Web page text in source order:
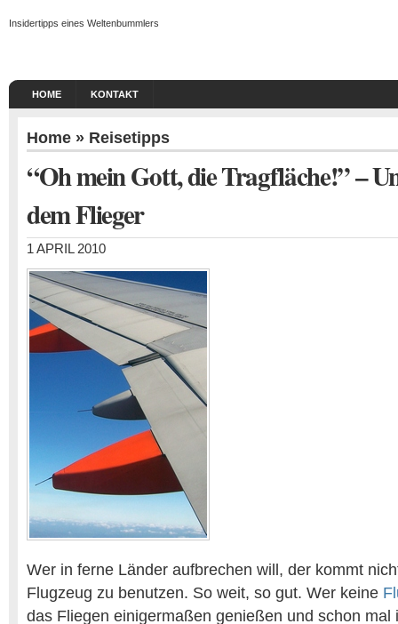
Insidertipps eines Weltenbummlers
HOME KONTAKT
Home » Reisetipps
“Oh mein Gott, die Tragfläche!” –
dem Flieger
1 APRIL 2010
Wer in ferne Länder aufbrechen will, der kommt
Flugzeug zu benutzen. So weit, so gut. Wer keine
das Fliegen einigermaßen genießen und schon